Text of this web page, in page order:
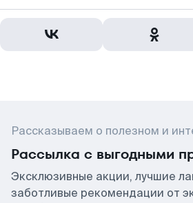
Рассказываем о полезном и
Рассылка с выгодными
Эксклюзивные акции, лучшие
заботливые рекомендации от